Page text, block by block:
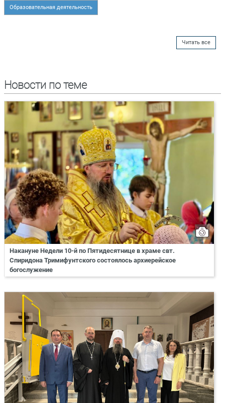
Образовательная деятельность
Читать все
Новости по теме
Накануне Недели 10-й по Пятидесятнице в храме свт.
Спиридона Тримифунтского состоялось архиерейское
богослужение